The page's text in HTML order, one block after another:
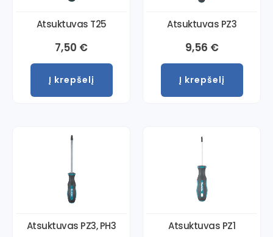
Atsuktuvas T25
7,50 €
Į krepšelį
Atsuktuvas PZ3
9,56 €
Į krepšelį
Atsuktuvas PZ3, PH3 Atsuktuvas PZ1